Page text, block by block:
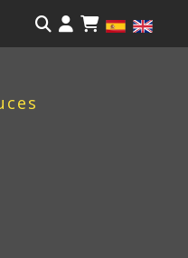
Identifícate